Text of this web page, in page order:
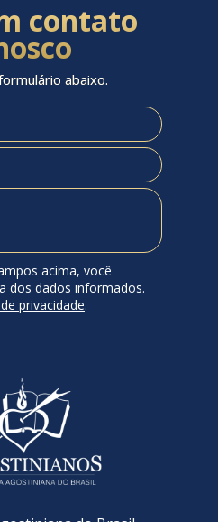
contato
abaixo.
acima, você
dos dados informados.
privacidade.